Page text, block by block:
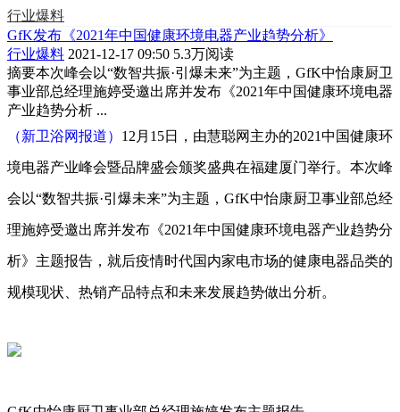
行业爆料
GfK发布《2021年中国健康环境电器产业趋势分析》
行业爆料 2021-12-17 09:50 5.3万阅读
摘要本次峰会以“数智共振·引爆未来”为主题，GfK中怡康厨卫
事业部总经理施婷受邀出席并发布《2021年中国健康环境电器
产业趋势分析 ...
（新卫浴网报道） 12月15日，由慧聪网主办的2021中国健康环
境电器产业峰会暨品牌盛会颁奖盛典在福建厦门举行。本次峰
会以“数智共振·引爆未来”为主题，GfK中怡康厨卫事业部总经
理施婷受邀出席并发布《2021年中国健康环境电器产业趋势分
析》主题报告，就后疫情时代国内家电市场的健康电器品类的
规模现状、热销产品特点和未来发展趋势做出分析。